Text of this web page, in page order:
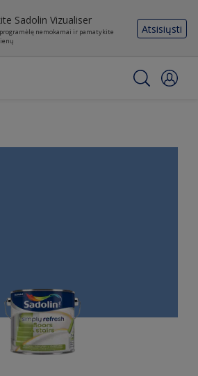
Sadolin Vizualiser
nemokamai ir pamatykite
Atsisiųsti